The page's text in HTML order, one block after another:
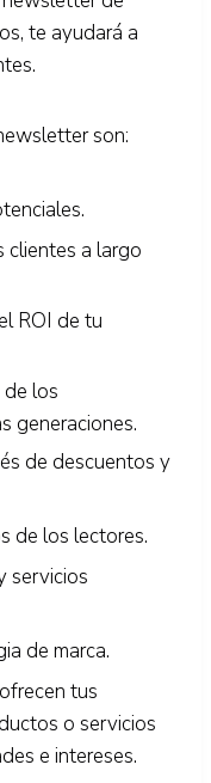
te ayudará a
son:
clientes a largo
ROI de tu
los
generaciones.
de descuentos y
de los lectores.
servicios
de marca.
tus
o servicios
e intereses.